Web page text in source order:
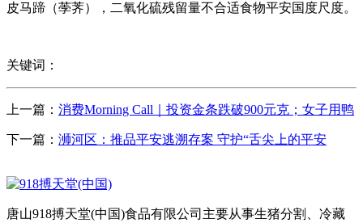
皮马蹄（荸荠），二氧化硫残留量不合适食物平安国度尺度。
关键词：
上一篇： 消费Morning Call｜投资金条跌破900元克；女子用鸭
下一篇： 浉河区：推品平安逃溯存案 守护“舌尖上的平安
唐山918搏天堂(中国)食品有限公司主要从事生猪分割、冷藏